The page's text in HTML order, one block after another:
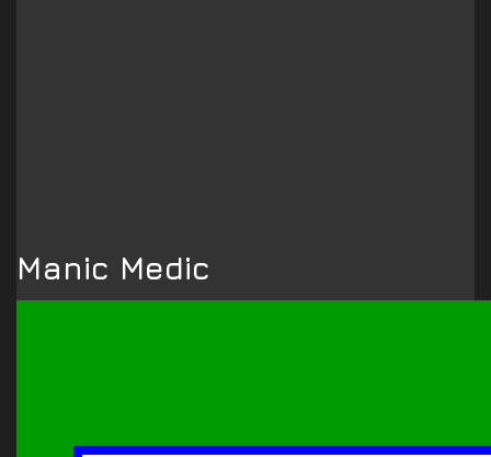
Manic Medic